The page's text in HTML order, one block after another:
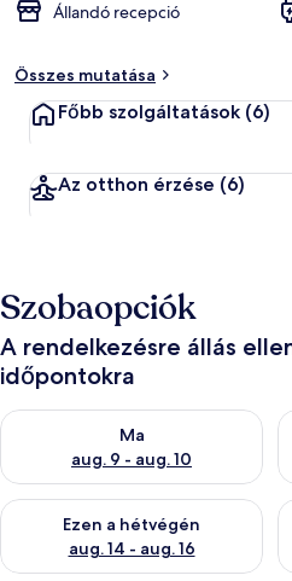
Állandó recepció
Összes mutatása
Főbb szolgáltatások (6)
Az otthon érzése (6)
Szobaopciók
A rendelkezésre állás
időpontokra
Ma
aug. 9 - aug. 10
A ma esti rendelkezésre állás
Ezen a hétvégén
aug. 14 - aug. 16
A mostani hétvégi rendelkezésre